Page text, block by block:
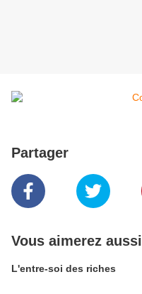
Partager
Vous aimerez aussi
L'entre-soi des riches